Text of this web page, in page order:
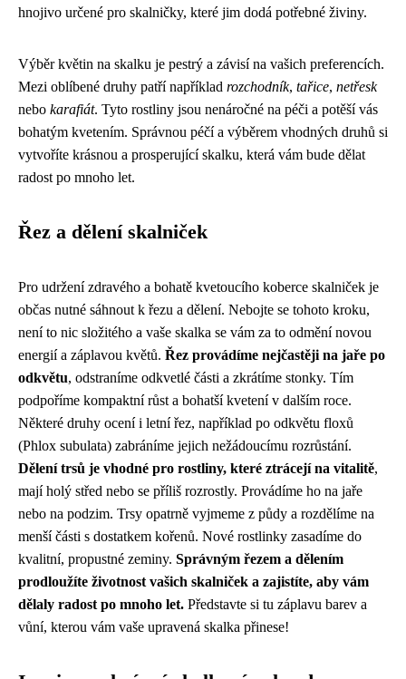
hnojivo určené pro skalničky, které jim dodá potřebné živiny.
Výběr květin na skalku je pestrý a závisí na vašich preferencích.
Mezi oblíbené druhy patří například rozchodník, tařice, netřesk
nebo karafiát. Tyto rostliny jsou nenáročné na péči a potěší vás
bohatým kvetením. Správnou péčí a výběrem vhodných druhů si
vytvoříte krásnou a prosperující skalku, která vám bude dělat
radost po mnoho let.
Řez a dělení skalniček
Pro udržení zdravého a bohatě kvetoucího koberce skalniček je
občas nutné sáhnout k řezu a dělení. Nebojte se tohoto kroku,
není to nic složitého a vaše skalka se vám za to odmění novou
energií a záplavou květů. Řez provádíme nejčastěji na jaře po
odkvětu, odstraníme odkvetlé části a zkrátíme stonky. Tím
podpoříme kompaktní růst a bohatší kvetení v dalším roce.
Některé druhy ocení i letní řez, například po odkvětu floxů
(Phlox subulata) zabráníme jejich nežádoucímu rozrůstání.
Dělení trsů je vhodné pro rostliny, které ztrácejí na vitalitě,
mají holý střed nebo se příliš rozrostly. Provádíme ho na jaře
nebo na podzim. Trsy opatrně vyjmeme z půdy a rozdělíme na
menší části s dostatkem kořenů. Nové rostlinky zasadíme do
kvalitní, propustné zeminy. Správným řezem a dělením
prodloužíte životnost vašich skalniček a zajistíte, aby vám
dělaly radost po mnoho let. Představte si tu záplavu barev a
vůní, kterou vám vaše upravená skalka přinese!